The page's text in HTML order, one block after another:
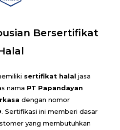
Bersertifikat
sertifikat halal jasa
nama PT Papandayan
dengan nomor
. Sertifikasi ini memberi dasar
yang membutuhkan